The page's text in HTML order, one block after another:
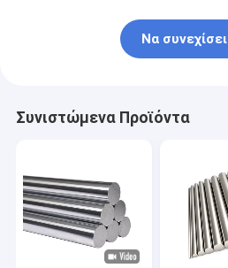
Να συνεχίσει
Συνιστώμενα Προϊόντα